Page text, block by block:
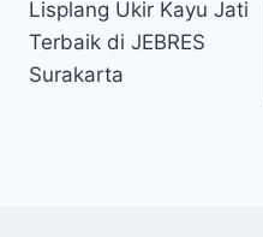
Lisplang Ukir Kayu Jati
Terbaik di JEBRES
Surakarta